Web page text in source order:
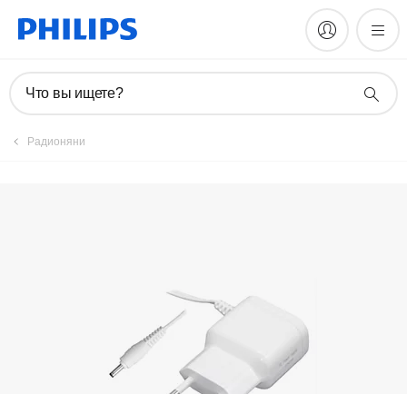
Что вы ищете?
Радионяни